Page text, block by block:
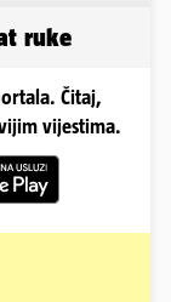
ruke
Čitaj,
vijestima.